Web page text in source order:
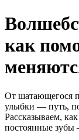
как
От шатающегося
улыбки — путь,
Рассказываем,
постоянные